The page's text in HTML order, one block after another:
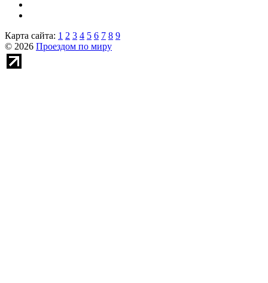
Карта сайта: 1 2 3 4 5 6 7 8 9
© 2026 Проездом по миру